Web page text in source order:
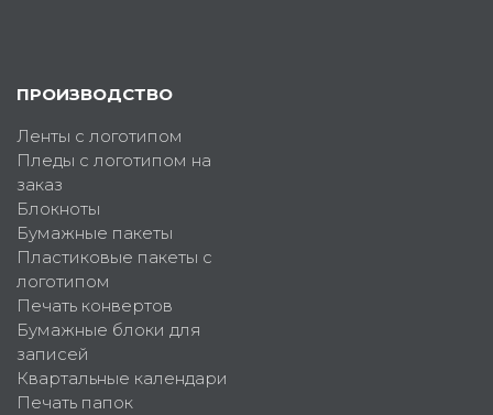
ПРОИЗВОДСТВО
Ленты с логотипом
Пледы с логотипом на
заказ
Блокноты
Бумажные пакеты
Пластиковые пакеты с
логотипом
Печать конвертов
Бумажные блоки для
записей
Квартальные календари
Печать папок